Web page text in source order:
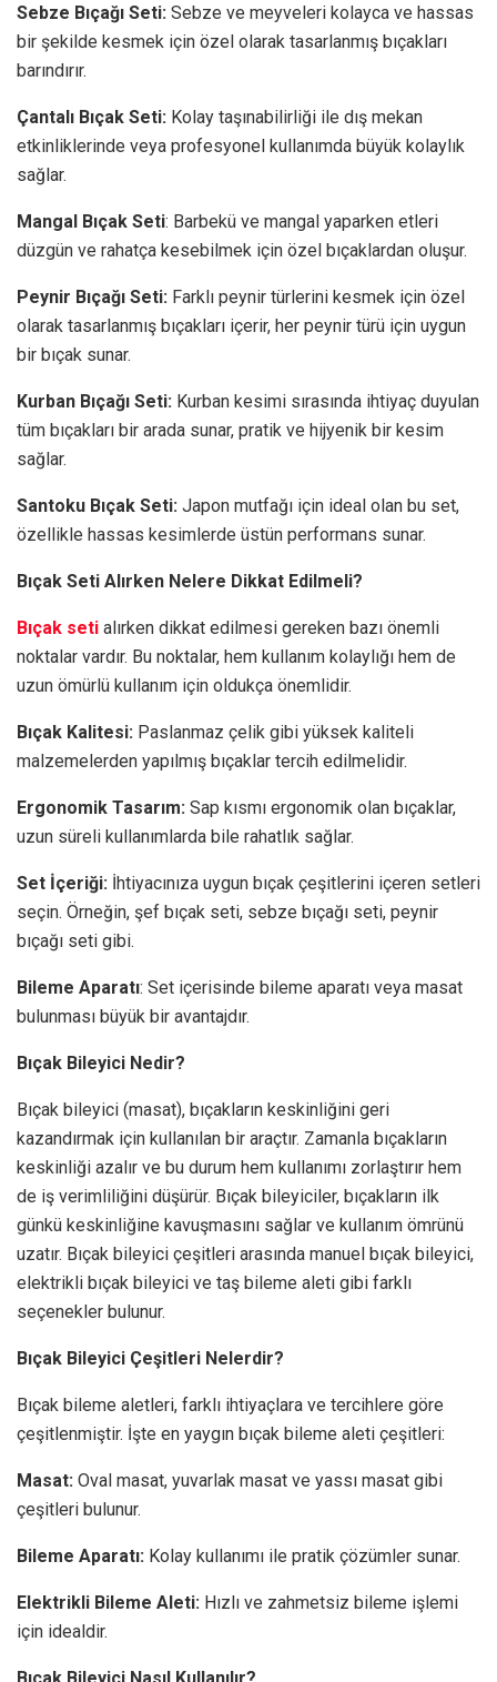
Sebze Bıçağı Seti: Sebze ve meyveleri kolayca ve hassas
bir şekilde kesmek için özel olarak tasarlanmış bıçakları
barındırır.
Çantalı Bıçak Seti: Kolay taşınabilirliği ile dış mekan
etkinliklerinde veya profesyonel kullanımda büyük kolaylık
sağlar.
Mangal Bıçak Seti: Barbekü ve mangal yaparken etleri
düzgün ve rahatça kesebilmek için özel bıçaklardan oluşur.
Peynir Bıçağı Seti: Farklı peynir türlerini kesmek için özel
olarak tasarlanmış bıçakları içerir, her peynir türü için uygun
bir bıçak sunar.
Kurban Bıçağı Seti: Kurban kesimi sırasında ihtiyaç duyulan
tüm bıçakları bir arada sunar, pratik ve hijyenik bir kesim
sağlar.
Santoku Bıçak Seti: Japon mutfağı için ideal olan bu set,
özellikle hassas kesimlerde üstün performans sunar.
Bıçak Seti Alırken Nelere Dikkat Edilmeli?
Bıçak seti alırken dikkat edilmesi gereken bazı önemli
noktalar vardır. Bu noktalar, hem kullanım kolaylığı hem de
uzun ömürlü kullanım için oldukça önemlidir.
Bıçak Kalitesi: Paslanmaz çelik gibi yüksek kaliteli
malzemelerden yapılmış bıçaklar tercih edilmelidir.
Ergonomik Tasarım: Sap kısmı ergonomik olan bıçaklar,
uzun süreli kullanımlarda bile rahatlık sağlar.
Set İçeriği: İhtiyacınıza uygun bıçak çeşitlerini içeren setleri
seçin. Örneğin, şef bıçak seti, sebze bıçağı seti, peynir
bıçağı seti gibi.
Bileme Aparatı: Set içerisinde bileme aparatı veya masat
bulunması büyük bir avantajdır.
Bıçak Bileyici Nedir?
Bıçak bileyici (masat), bıçakların keskinliğini geri
kazandırmak için kullanılan bir araçtır. Zamanla bıçakların
keskinliği azalır ve bu durum hem kullanımı zorlaştırır hem
de iş verimliliğini düşürür. Bıçak bileyiciler, bıçakların ilk
günkü keskinliğine kavuşmasını sağlar ve kullanım ömrünü
uzatır. Bıçak bileyici çeşitleri arasında manuel bıçak bileyici,
elektrikli bıçak bileyici ve taş bileme aleti gibi farklı
seçenekler bulunur.
Bıçak Bileyici Çeşitleri Nelerdir?
Bıçak bileme aletleri, farklı ihtiyaçlara ve tercihlere göre
çeşitlenmiştir. İşte en yaygın bıçak bileme aleti çeşitleri:
Masat: Oval masat, yuvarlak masat ve yassı masat gibi
çeşitleri bulunur.
Bileme Aparatı: Kolay kullanımı ile pratik çözümler sunar.
Elektrikli Bileme Aleti: Hızlı ve zahmetsiz bileme işlemi
için idealdir.